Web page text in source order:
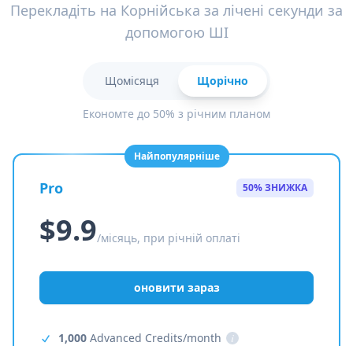
Перекладіть на Корнійська за лічені секунди за
допомогою ШІ
Щомісяця Щорічно
Економте до 50% з річним планом
Найпопулярніше
Pro 50% ЗНИЖКА
$9.9/місяць, при річній оплаті
оновити зараз
1,000 Advanced Credits/month
i